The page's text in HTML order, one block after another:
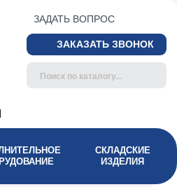
ЗАДАТЬ ВОПРОС
ЗАКАЗАТЬ ЗВОНОК
СКЛАДСКИЕ
ИЗДЕЛИЯ